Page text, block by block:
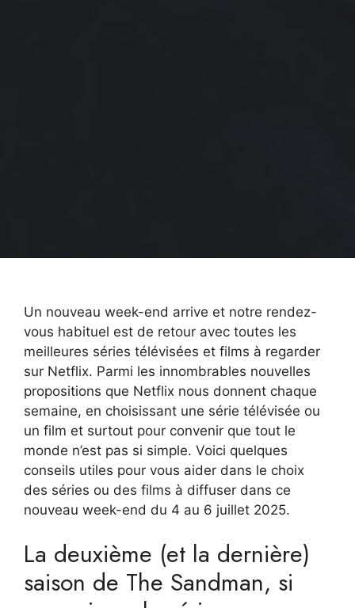
Un nouveau week-end arrive et notre rendez-
vous habituel est de retour avec toutes les
meilleures séries télévisées et films à regarder
sur Netflix. Parmi les innombrables nouvelles
propositions que Netflix nous donnent chaque
semaine, en choisissant une série télévisée ou
un film et surtout pour convenir que tout le
monde n’est pas si simple. Voici quelques
conseils utiles pour vous aider dans le choix
des séries ou des films à diffuser dans ce
nouveau week-end du 4 au 6 juillet 2025.
La deuxième (et la dernière)
saison de The Sandman, si